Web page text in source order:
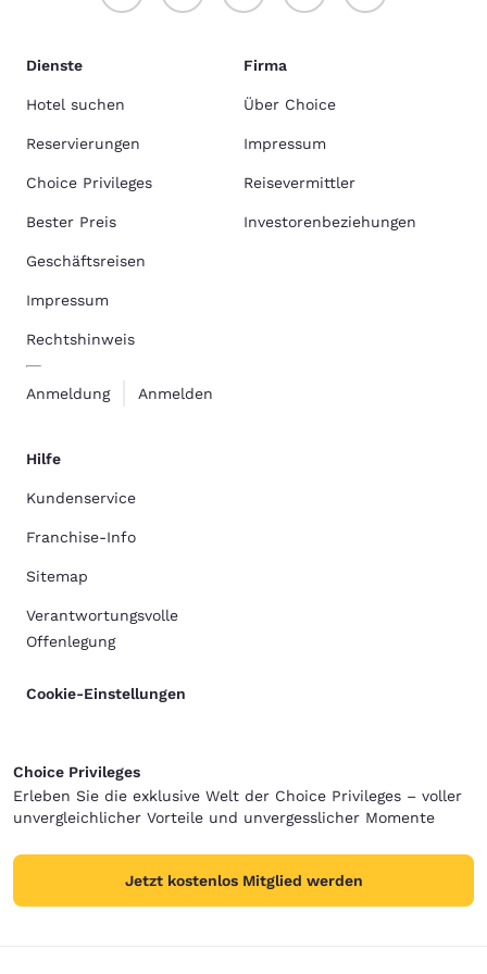
Dienste
Hotel suchen
Reservierungen
Choice Privileges
Bester Preis
Geschäftsreisen
Impressum
Rechtshinweis
Anmeldung Anmelden
Firma
Über Choice
Impressum
Reisevermittler
Investorenbeziehungen
Hilfe
Kundenservice
Franchise-Info
Sitemap
Verantwortungsvolle
Offenlegung
Cookie-Einstellungen
Choice Privileges
Erleben Sie die exklusive Welt der Choice Privileges – voller
unvergleichlicher Vorteile und unvergesslicher Momente
Jetzt kostenlos Mitglied werden